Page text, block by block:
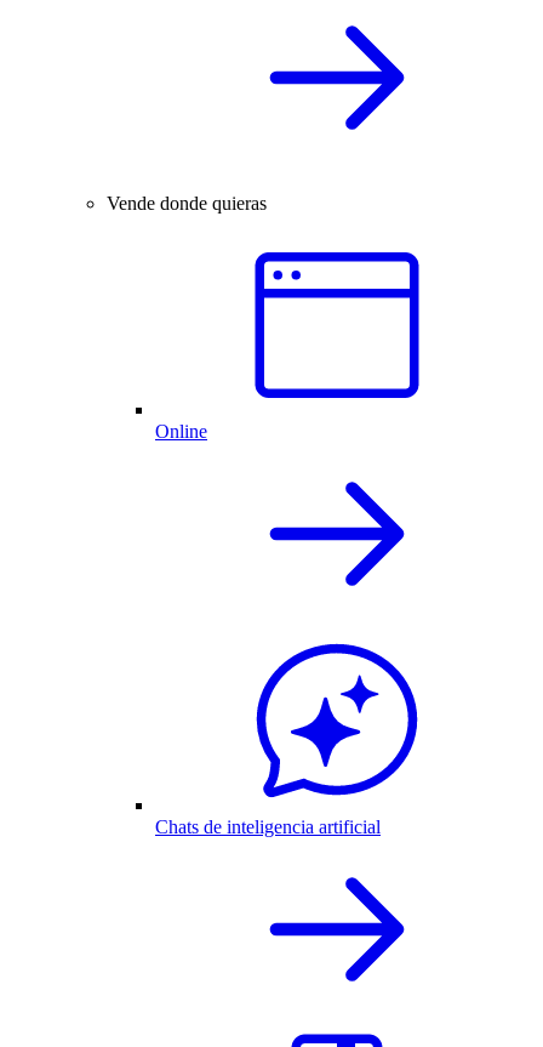
Vende donde quieras
Online
Chats de inteligencia artificial